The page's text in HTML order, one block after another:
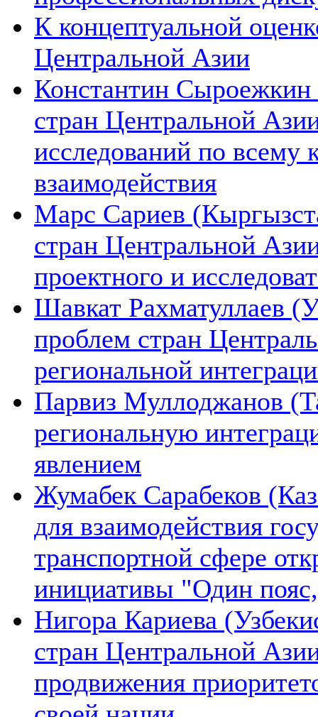
К концептуальной
Центральной Азии
Константин Сыроежкин
стран Центральной
исследований по всему
взаимодействия
Марс Сариев
стран Центральной
проектного и
Шавкат Рахматуллаев
проблем стран
региональной
Парвиз Муллоджанов
региональную
явлением
Жумабек Сарабеков
для взаимодействия
транспортной сфере
инициативы "Один
Нигора Кариева
стран Центральной
продвижения